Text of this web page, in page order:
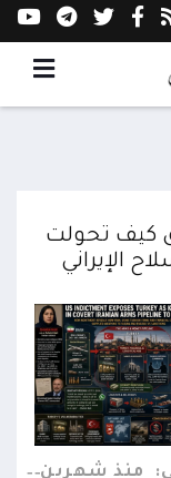
كيف تحولت
الإيراني
منذ شهرين